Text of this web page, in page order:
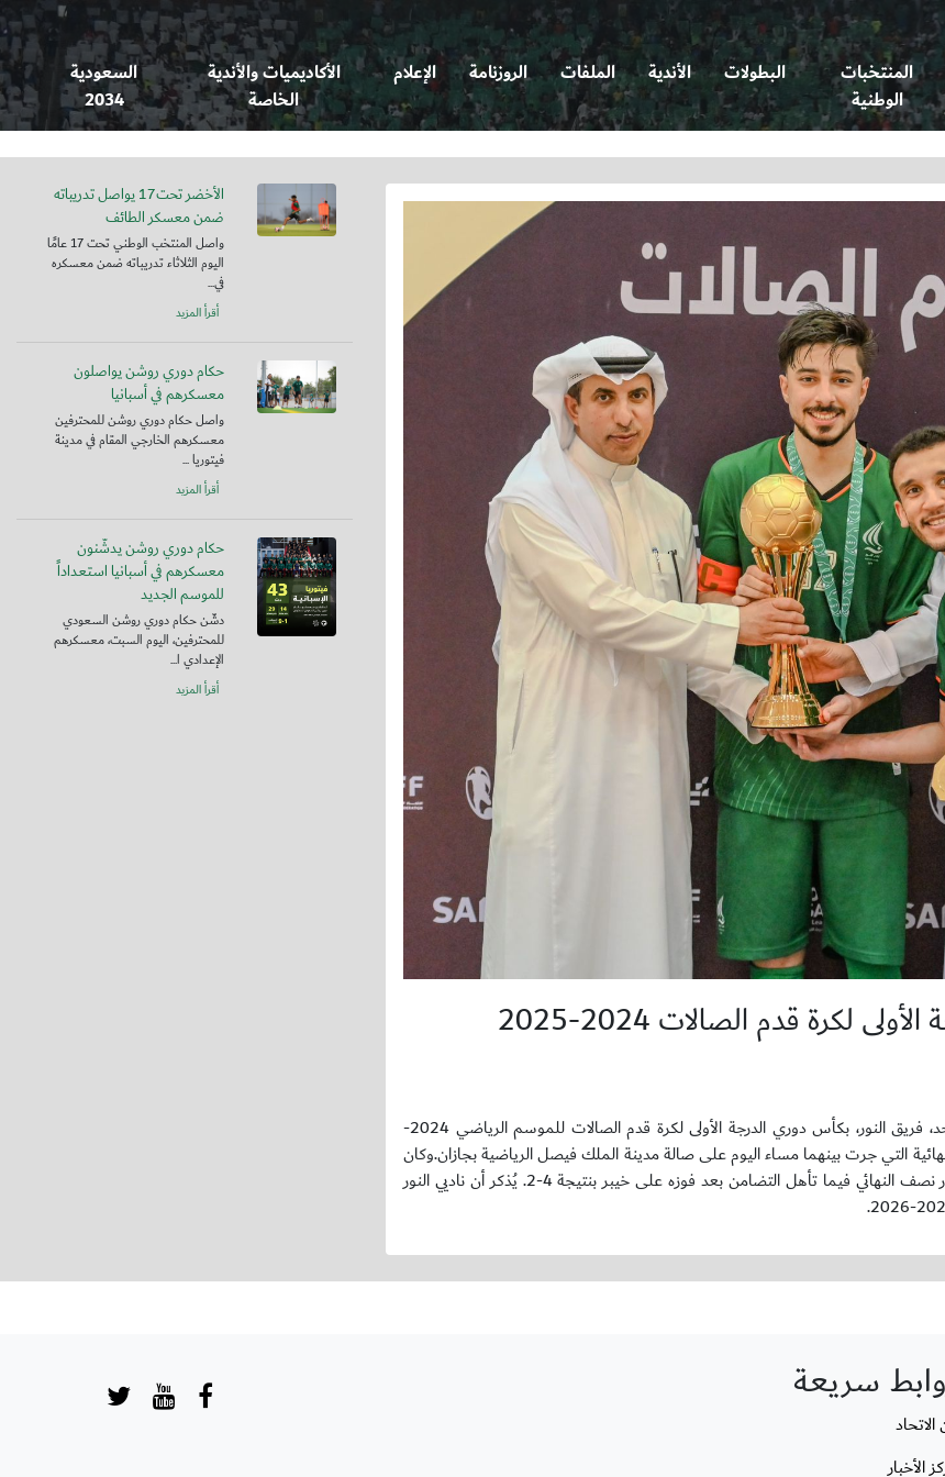
المنتخبات
الوطنية
البطولات الأندية الملفات الروزنامة الإعلام
الأكاديميات والأندية
الخاصة
السعودية
2034
لكرة قدم الصالات 2024-2025
توج عضو مجلس إدارة الاتحاد السعودي لكرة القدم معيض الشهري، اليوم الأحد، فريق النور، بكأس دوري الدرجة الأولى لكرة قدم الصالات للموسم الرياضي 2024-
بعد فوزه على نظيره التضامن بنتيجة 8-2 في المباراة النهائية التي جرت بينهما مساء اليوم على صالة مدينة الملك فيصل الرياضية بجازان. وكان
النور تأهل إلى المباراة النهائية بعد فوزه على نظيره التسامح بنتيجة 6-2 في الدور نصف النهائي فيما تأهل التضامن بعد فوزه على خيبر بنتيجة 4-2. يُذكر أن ناديي النور
الأخضر تحت17 يواصل تدريباته
ضمن معسكر الطائف
واصل المنتخب الوطني تحت 17 عامًا
اليوم الثلاثاء تدريباته ضمن معسكره
في...
أقرأ المزيد
حكام دوري روشن يواصلون
معسكرهم في أسبانيا
واصل حكام دوري روشن للمحترفين
معسكرهم الخارجي المقام في مدينة
فيتوريا ...
أقرأ المزيد
حكام دوري روشن يدشّنون
معسكرهم في أسبانيا استعداداً
للموسم الجديد
دشّن حكام دوري روشن السعودي
للمحترفين، اليوم السبت، معسكرهم
الإعدادي ا...
أقرأ المزيد
سريعة
الأخبار